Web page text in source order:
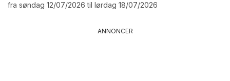
fra søndag 12/07/2026 til lørdag 18/07/2026
ANNONCER